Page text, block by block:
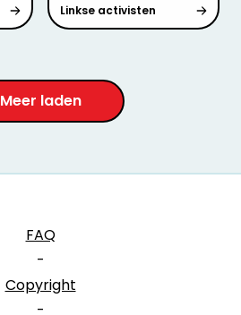
Linkse activisten
Meer laden
FAQ
-
Copyright
-